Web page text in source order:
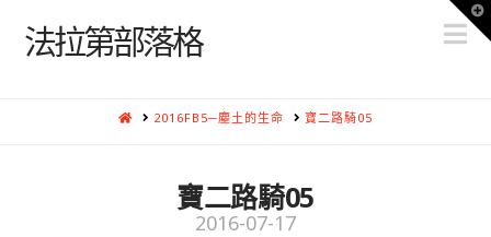
法拉第部落格
HOME2016FB5─塵土的生命 寶二路騎05
寶二路騎05
2016-07-17